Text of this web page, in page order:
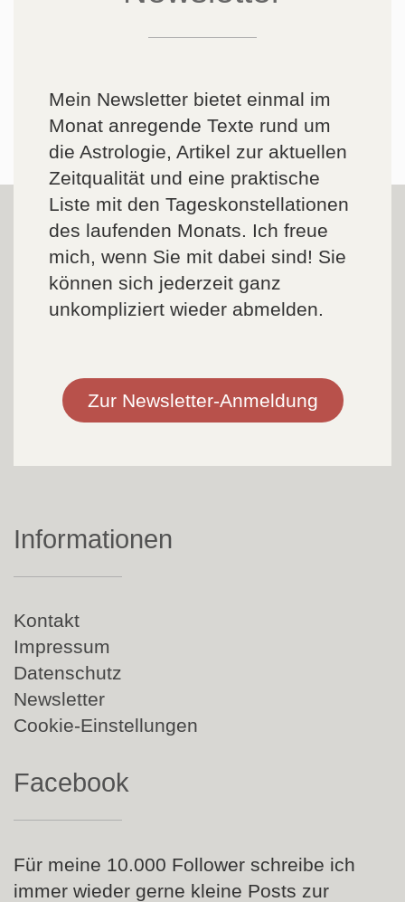
Mein Newsletter bietet einmal im
Monat anregende Texte rund um
die Astrologie, Artikel zur aktuellen
Zeitqualität und eine praktische
Liste mit den Tageskonstellationen
des laufenden Monats. Ich freue
mich, wenn Sie mit dabei sind! Sie
können sich jederzeit ganz
unkompliziert wieder abmelden.
Zur Newsletter-Anmeldung
Informationen
Navigation
überspringen
Kontakt
Impressum
Datenschutz
Newsletter
Cookie-Einstellungen
Facebook
Für meine 10.000 Follower schreibe ich
immer wieder gerne kleine Posts zur